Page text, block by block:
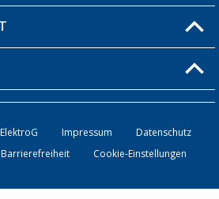
ElektroG Impressum
Datenschutz
Barrierefreiheit Cookie-Einstellungen